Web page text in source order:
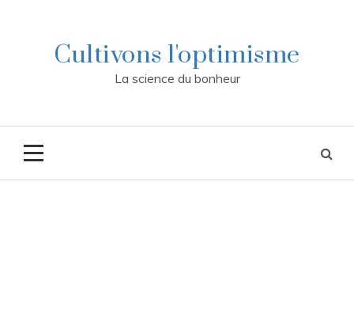
Cultivons l'optimisme
La science du bonheur